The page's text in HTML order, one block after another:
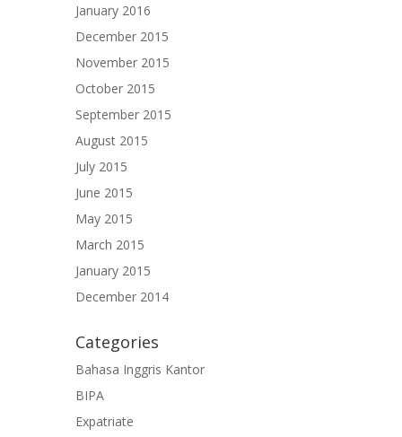
January 2016
December 2015
November 2015
October 2015
September 2015
August 2015
July 2015
June 2015
May 2015
March 2015
January 2015
December 2014
Categories
Bahasa Inggris Kantor
BIPA
Expatriate